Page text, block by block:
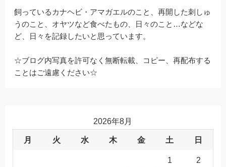
飼っているカナヘビ・アマガエルのこと、再開した刺しゅ
うのこと、オヤツなど食べたもの、日々のこと…などな
ど、日々を記録したいと思っています。
☆ブログ内写真を許可なく無断転載、コピー、再配布する
ことはご遠慮ください☆
2026年8月
月 火 水 木 金 土 日
1 2